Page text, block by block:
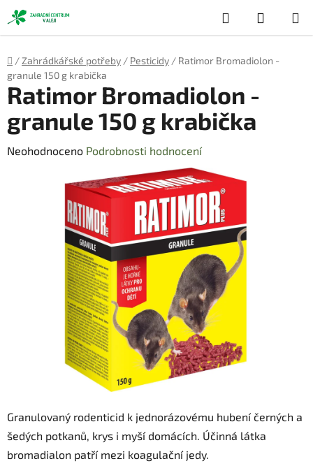
Přejít
na
obsah
Hledat
KOŠÍK
Domů
/ Zahrádkářské potřeby / Pesticidy / Ratimor Bromadiolon -
granule 150 g krabička
Granulovaný rodenticid k jednorázovému hubení černých a
šedých potkanů, krys i myší domácích. Účinná látka
bromadialon patří mezi koagulační jedy.
Ratimor Bromadiolon -
granule 150 g krabička
Průměrné
Neohodnoceno Podrobnosti hodnocení